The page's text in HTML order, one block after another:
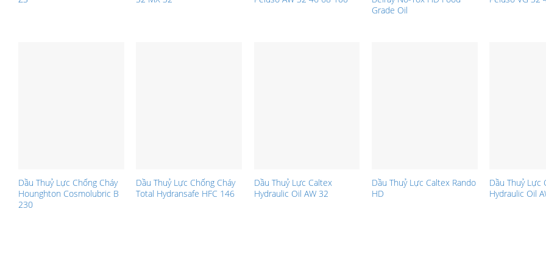
Grade Oil
Dầu Thuỷ Lực Chống Cháy
Hounghton Cosmolubric B
230
Dầu Thuỷ Lực Chống Cháy
Total Hydransafe HFC 146
Dầu Thuỷ Lực Caltex
Hydraulic Oil AW 32
Dầu Thuỷ Lực Caltex Rando
HD
Dầu Thuỷ Lực
Hydraulic Oil